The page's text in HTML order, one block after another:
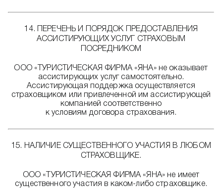
14. ПЕРЕЧЕНЬ И ПОРЯДОК ПРЕДОСТАВЛЕНИЯ
АССИСТИРУЮЩИХ УСЛУГ СТРАХОВЫМ
ПОСРЕДНИКОМ
ООО «ТУРИСТИЧЕСКАЯ ФИРМА «ЯНА» не оказывает
ассистирующих услуг самостоятельно.
Ассистирующая поддержка осуществляется
страховщиком или привлеченной им ассистирующей
компанией соответственно
к условиям договора страхования.
15. НАЛИЧИЕ СУЩЕСТВЕННОГО УЧАСТИЯ В ЛЮБОМ
СТРАХОВЩИКЕ.
ООО «ТУРИСТИЧЕСКАЯ ФИРМА «ЯНА» не имеет
существенного участия в каком-либо страховщике.